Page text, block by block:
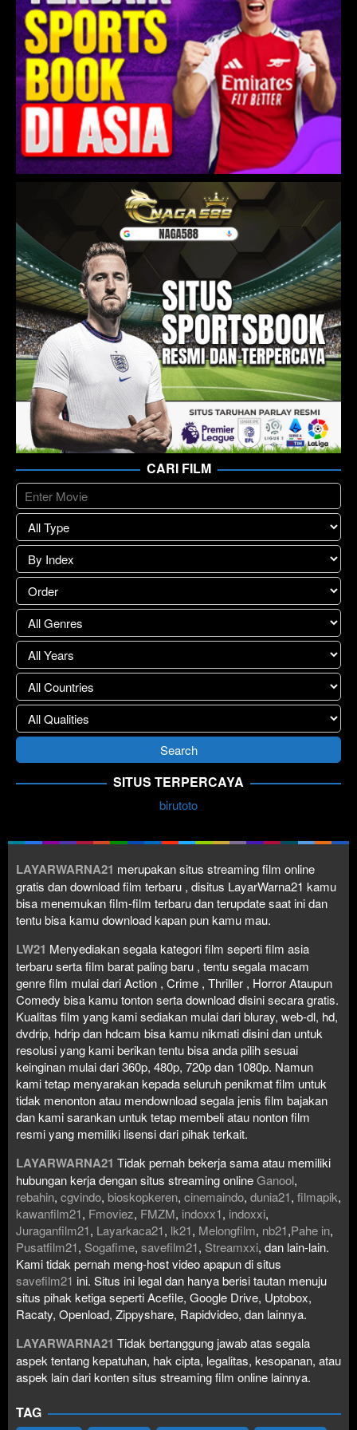
CARI FILM
SITUS TERPERCAYA
birutoto
LAYARWARNA21 merupakan situs streaming film online
gratis dan download film terbaru , disitus LayarWarna21 kamu
bisa menemukan film-film terbaru dan terupdate saat ini dan
tentu bisa kamu download kapan pun kamu mau.
LW21 Menyediakan segala kategori film seperti film asia
terbaru serta film barat paling baru , tentu segala macam
genre film mulai dari Action , Crime , Thriller , Horror Ataupun
Comedy bisa kamu tonton serta download disini secara gratis.
Kualitas film yang kami sediakan mulai dari bluray, web-dl, hd,
dvdrip, hdrip dan hdcam bisa kamu nikmati disini dan untuk
resolusi yang kami berikan tentu bisa anda pilih sesuai
keinginan mulai dari 360p, 480p, 720p dan 1080p. Namun
kami tetap menyarakan kepada seluruh penikmat film untuk
tidak menonton atau mendownload segala jenis film bajakan
dan kami sarankan untuk tetap membeli atau nonton film
resmi yang memiliki lisensi dari pihak terkait.
LAYARWARNA21 Tidak pernah bekerja sama atau memiliki
hubungan kerja dengan situs streaming onlineGanool,
rebahin, cgvindo, bioskopkeren, cinemaindo, dunia21, filmapik,
kawanfilm21, Fmoviez, FMZM, indoxx1, indoxxi,
Juraganfilm21, Layarkaca21, lk21, Melongfilm, nb21,Pahe in,
Pusatfilm21, Sogafime, savefilm21, Streamxxi, dan lain-lain.
Kami tidak pernah meng-host video apapun di situs
savefilm21 ini. Situs ini legal dan hanya berisi tautan menuju
situs pihak ketiga seperti Acefile, Google Drive, Uptobox,
Racaty, Openload, Zippyshare, Rapidvideo, dan lainnya.
LAYARWARNA21 Tidak bertanggung jawab atas segala
aspek tentang kepatuhan, hak cipta, legalitas, kesopanan, atau
aspek lain dari konten situs streaming film online lainnya.
TAG